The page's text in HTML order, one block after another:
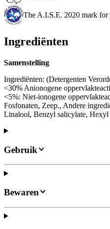
The A.I.S.E. 2020 mark for
Ingrediënten
Samenstelling
Ingrediënten: (Detergenten
<30% Anionogene
<5%: Niet-ionogene
Fosfonaten, Zeep., Andere
Linalool, Benzyl salicylate, Hexyl
Gebruik
Bewaren